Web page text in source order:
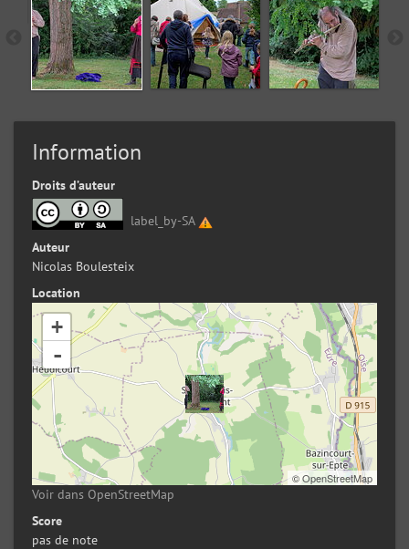
Information
Droits d’auteur
label_by-SA
Auteur
Nicolas Boulesteix
Location
+
-
©OpenStreetMap
Voir dans OpenStreetMap
Score
pas de note